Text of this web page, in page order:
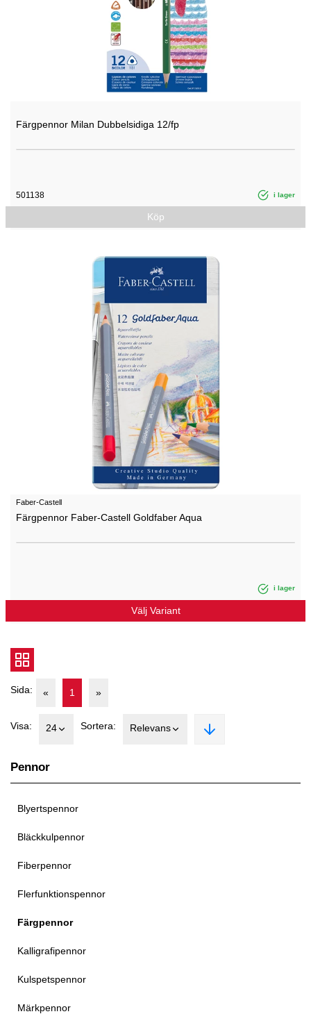
Pennor
Blyertspennor
Bläckkulpennor
Fiberpennor
Flerfunktionspennor
Färgpennor
Kalligrafipennor
Kulspetspennor
Märkpennor
Färgpennor Milan Dubbelsidiga 12/fp
501138 i lager
Köp
Faber-Castell
Färgpennor Faber-Castell Goldfaber Aqua
i lager
Välj Variant
Sida: « 1 »
Visa: 24 Sortera: Relevans